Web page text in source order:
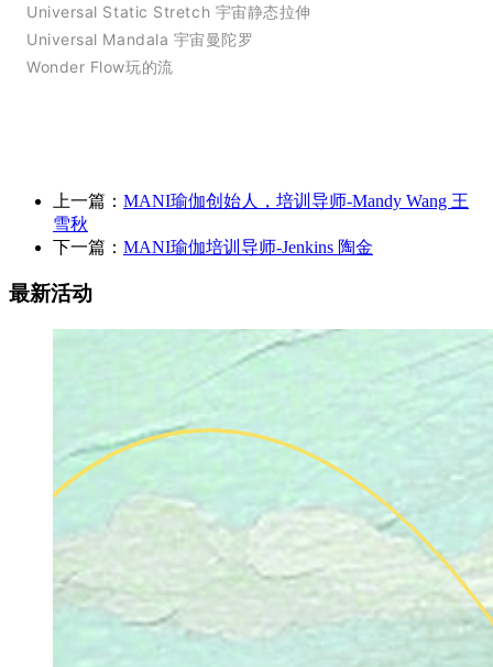
Universal Static Stretch 宇宙静态拉伸
Universal Mandala 宇宙曼陀罗
Wonder Flow玩的流
上一篇： MANI瑜伽创始人，培训导师-Mandy Wang 王
雪秋
下一篇： MANI瑜伽培训导师-Jenkins 陶金
最新活动